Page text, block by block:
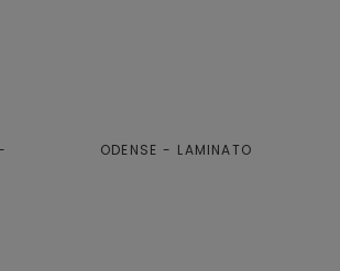
ODENSE LAMINATO